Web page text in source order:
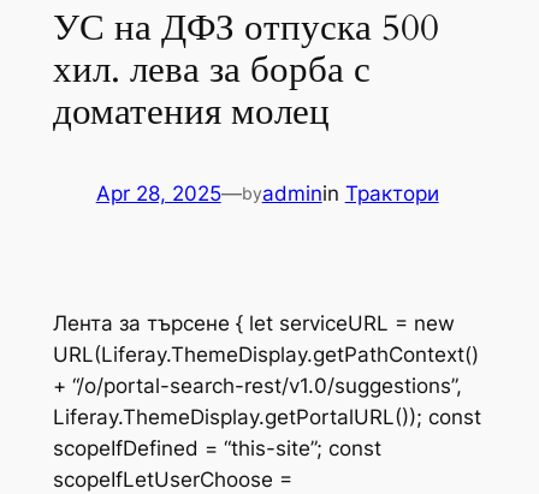
УС на ДФЗ отпуска 500
хил. лева за борба с
доматения молец
Apr 28, 2025—byadminin Трактори
Лента за търсене { let serviceURL = new
URL(Liferay.ThemeDisplay.getPathContext()
+ “/o/portal-search-rest/v1.0/suggestions”,
Liferay.ThemeDisplay.getPortalURL()); const
scopeIfDefined = “this-site”; const
scopeIfLetUserChoose =